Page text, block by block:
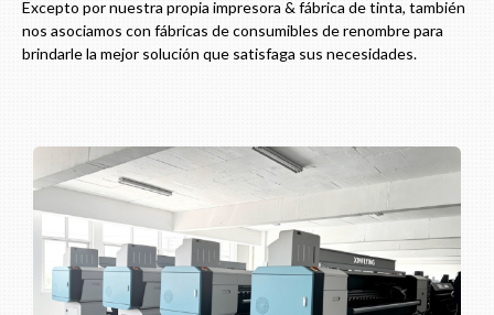
Excepto por nuestra propia impresora & fábrica de tinta, también
nos asociamos con fábricas de consumibles de renombre para
brindarle la mejor solución que satisfaga sus necesidades.